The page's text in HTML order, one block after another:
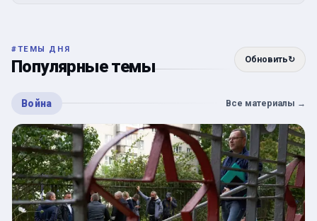
#ТЕМЫ ДНЯ
Популярные темы Обновить↻
Война Все материалы →